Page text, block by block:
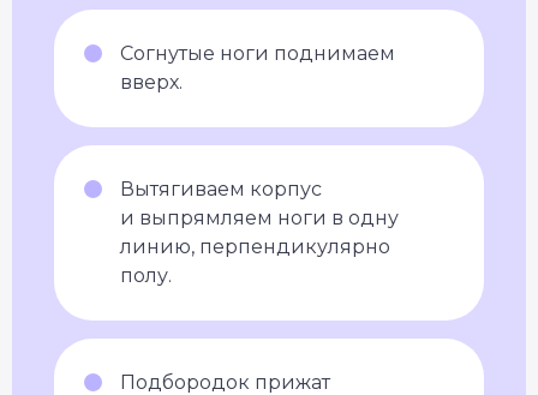
Согнутые ноги поднимаем
вверх.
Вытягиваем корпус
и выпрямляем ноги в одну
линию, перпендикулярно
полу.
Подбородок прижат